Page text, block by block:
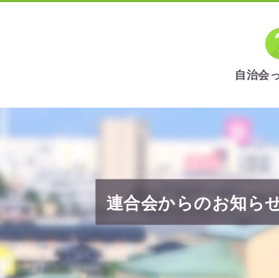
自治会
連合会からのお知ら